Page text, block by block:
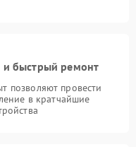
и быстрый ремонт
позволяют провести
в кратчайшие